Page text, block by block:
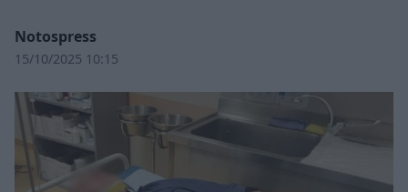
Notospress
15/10/2025 10:15